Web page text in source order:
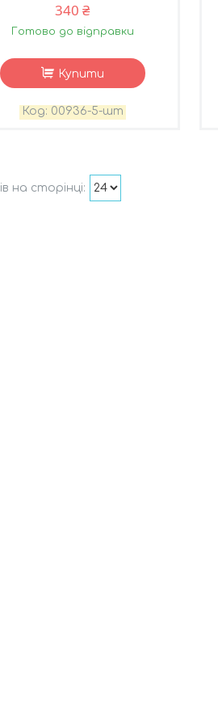
340 ₴
Готово до відправки
Купити
00936-5-шт